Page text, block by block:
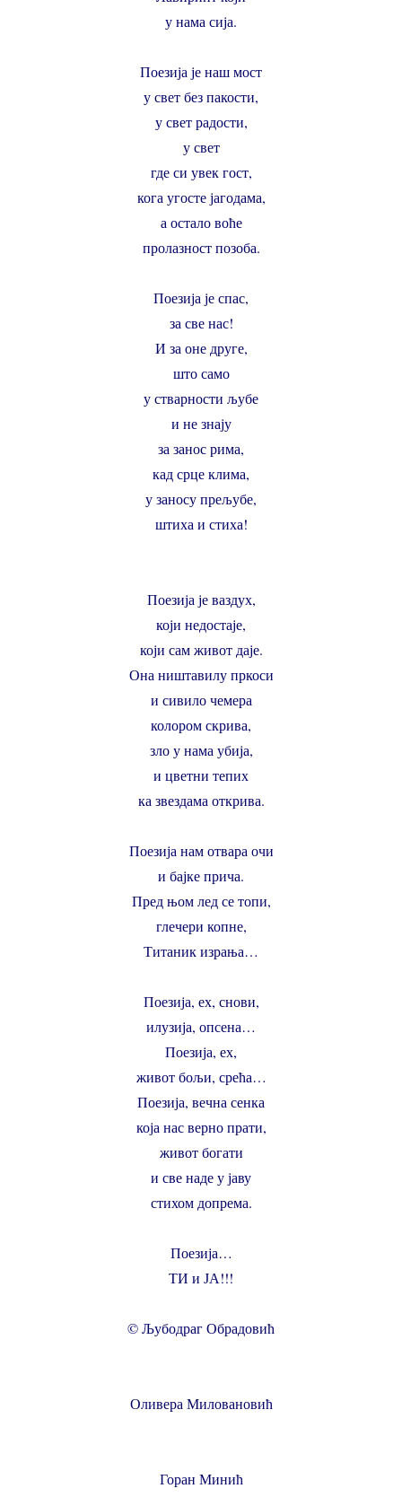
у нама сија.
Поезија је наш мост
у свет без пакости,
у свет радости,
у свет
где си увек гост,
кога угосте јагодама,
а остало воће
пролазност позоба.
Поезија је спас,
за све нас!
И за оне друге,
што само
у стварности љубе
и не знају
за занос рима,
кад срце клима,
у заносу прељубе,
штиха и стиха!
Поезија је ваздух,
који недостаје,
који сам живот даје.
Она ништавилу пркоси
и сивило чемера
колором скрива,
зло у нама убија,
и цветни тепих
ка звездама открива.
Поезија нам отвара очи
и бајке прича.
Пред њом лед се топи,
глечери копне,
Титаник израња…
Поезија, ех, снови,
илузија, опсена…
Поезија, ех,
живот бољи, срећа…
Поезија, вечна сенка
која нас верно прати,
живот богати
и све наде у јаву
стихом допрема.
Поезија…
ТИ и ЈА!!!
© Љубодраг Обрадовић
Оливера Миловановић
Горан Минић